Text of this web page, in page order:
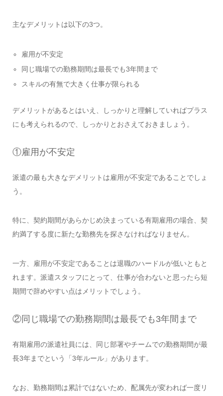
主なデメリットは以下の3つ。
雇用が不安定
同じ職場での勤務期間は最長でも3年間まで
スキルの有無で大きく仕事が限られる
デメリットがあるとはいえ、しっかりと理解していればプラス
にも考えられるので、しっかりとおさえておきましょう。
①雇用が不安定
派遣の最も大きなデメリットは雇用が不安定であることでしょ
う。
特に、契約期間があらかじめ決まっている有期雇用の場合、契
約満了する度に新たな勤務先を探さなければなりません。
一方、雇用が不安定であることは退職のハードルが低いともと
れます。派遣スタッフにとって、仕事が合わないと思ったら短
期間で辞めやすい点はメリットでしょう。
②同じ職場での勤務期間は最長でも3年間まで
有期雇用の派遣社員には、同じ部署やチームでの勤務期間が最
長3年までという「3年ルール」があります。
なお、勤務期間は累計ではないため、配属先が変われば一度リ